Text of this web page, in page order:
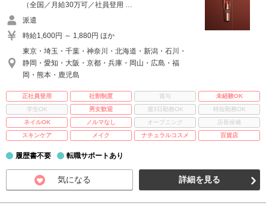
（全国／月給30万可／社員登用 …
派遣
時給1,600円 ～ 1,880円 ほか
東京・埼玉・千葉・神奈川・北海道・新潟・石川・
静岡・愛知・大阪・京都・兵庫・岡山・広島・福
岡・熊本・鹿児島
正社員登用 社割制度 賞与
未経験OK
学生OK
男女歓迎 週3日勤務OK
時短勤務OK
ネイルOK
ノルマなし オープニング
店長候補
スキンケア
メイク ナチュラルコスメ 百貨店
履歴書不要 転職サポートあり
気になる 詳細を見る